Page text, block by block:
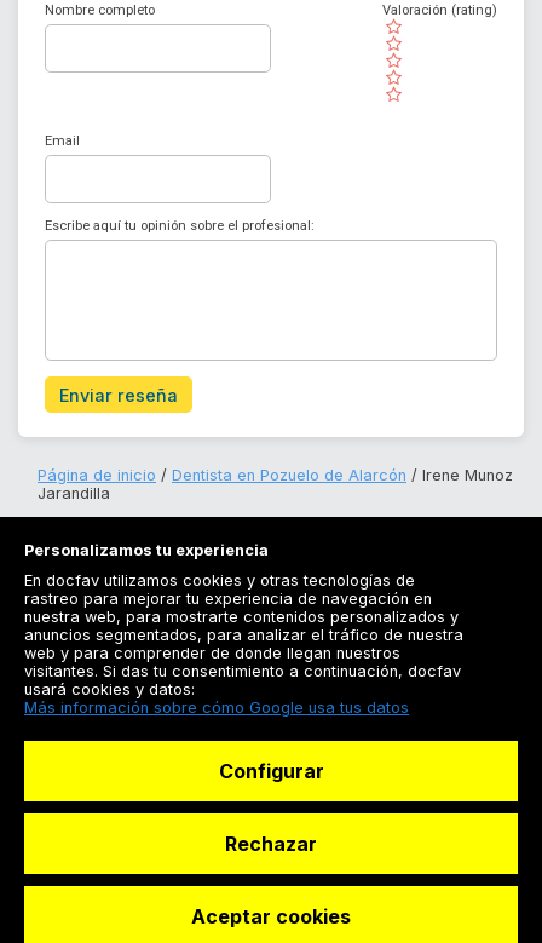
Nombre completo
( )
( )
( )
( )
( )
Valoración (rating)
Email
Escribe aquí tu opinión sobre el profesional:
Enviar reseña
Página de inicio Dentista en Pozuelo de Alarcón
Irene Munoz
Jarandilla
Registrarse
Docfav
© Dashboard Technologies S.L
Personalizamos tu experiencia
En docfav utilizamos cookies y otras tecnologías de
rastreo para mejorar tu experiencia de navegación en
nuestra web, para mostrarte contenidos personalizados y
anuncios segmentados, para analizar el tráfico de nuestra
web y para comprender de donde llegan nuestros
visitantes. Si das tu consentimiento a continuación, docfav
usará cookies y datos:
Más información sobre cómo Google usa tus datos
Configurar
Rechazar
Aceptar cookies